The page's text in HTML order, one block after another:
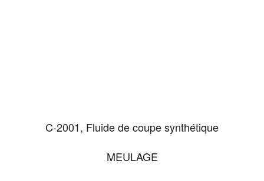
C-2001, Fluide de coupe synthétique
MEULAGE